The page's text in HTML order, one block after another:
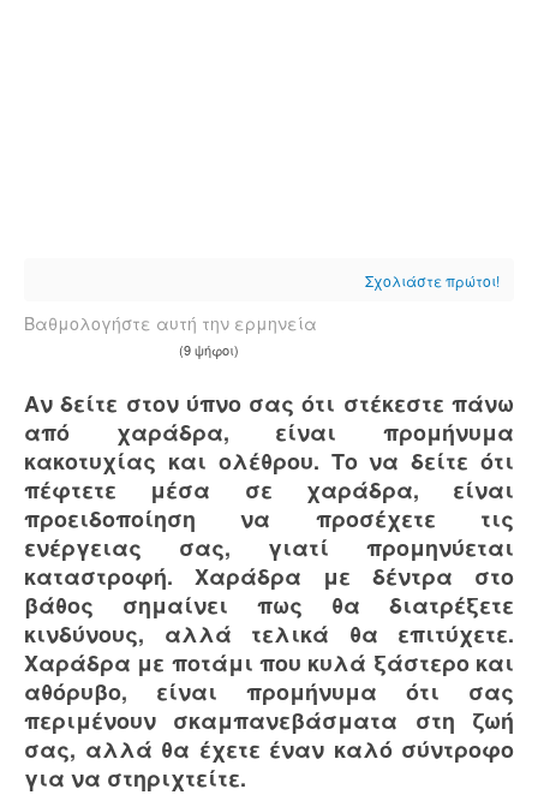
Σχολιάστε πρώτοι!
Βαθμολογήστε αυτή την ερμηνεία
(9 ψήφοι)
Αν δείτε στον ύπνο σας ότι στέκεστε πάνω
από χαράδρα, είναι προμήνυμα
κακοτυχίας και ολέθρου. Το να δείτε ότι
πέφτετε μέσα σε χαράδρα, είναι
προειδοποίηση να προσέχετε τις
ενέργειας σας, γιατί προμηνύεται
καταστροφή. Χαράδρα με δέντρα στο
βάθος σημαίνει πως θα διατρέξετε
κινδύνους, αλλά τελικά θα επιτύχετε.
Χαράδρα με ποτάμι που κυλά ξάστερο και
αθόρυβο, είναι προμήνυμα ότι σας
περιμένουν σκαμπανεβάσματα στη ζωή
σας, αλλά θα έχετε έναν καλό σύντροφο
για να στηριχτείτε.